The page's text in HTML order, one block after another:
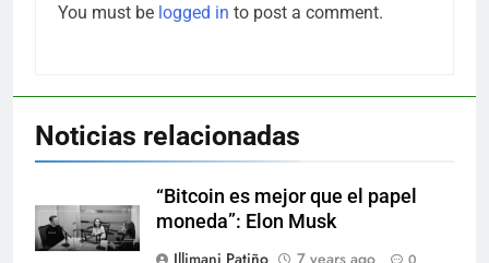
You must be logged in to post a comment.
Noticias relacionadas
“Bitcoin es mejor que el papel
moneda”: Elon Musk
Illimani Patiño
7 years ago